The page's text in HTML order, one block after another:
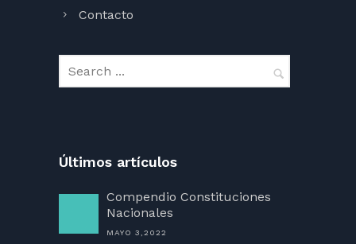
Contacto
Últimos artículos
Compendio Constituciones
Nacionales
MAYO 3,2022